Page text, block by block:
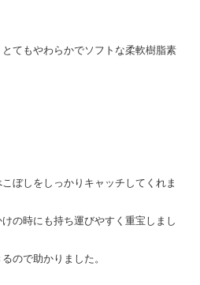
てもやわらかでソフトな柔軟樹脂素
ぼしをしっかりキャッチしてくれま
の時にも持ち運びやすく重宝しまし
ので助かりました。